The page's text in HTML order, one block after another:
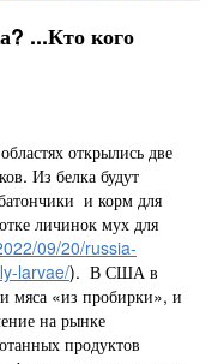
...Кто кого
открылись две
Из белка будут
и корм для
личинок мух для
09/20/russia-
larvae/). В США в
мяса «из пробирки», и
на рынке
продуктов